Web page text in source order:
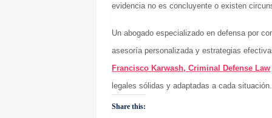
evidencia no es concluyente o existen
Un abogado especializado en defensa por
asesoría personalizada y estrategias
Francisco Karwash, Criminal Defense Law
legales sólidas y adaptadas a cada situación.
Share this: